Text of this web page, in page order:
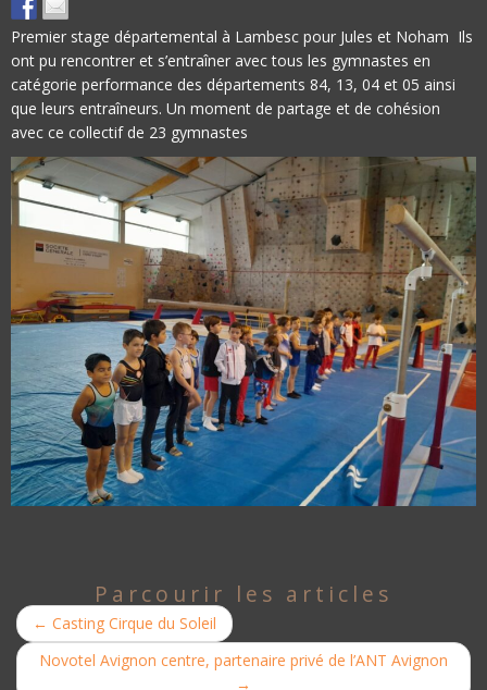
Premier stage départemental à Lambesc pour Jules et Noham Ils
ont pu rencontrer et s’entraîner avec tous les gymnastes en
catégorie performance des départements 84, 13, 04 et 05 ainsi
que leurs entraîneurs. Un moment de partage et de cohésion
avec ce collectif de 23 gymnastes
Parcourir les articles
← Casting Cirque du Soleil
Novotel Avignon centre, partenaire privé de l’ANT Avignon
→